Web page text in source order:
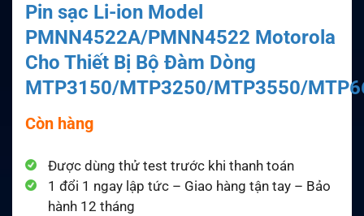
Pin sạc Li-ion Model
PMNN4522A/PMNN4522 Motorola
Cho Thiết Bị Bộ Đàm Dòng
MTP3150/MTP3250/MTP3550/
Còn hàng
Được dùng thử test trước khi thanh toán
1 đổi 1 ngay lập tức – Giao hàng tận tay – Bảo
hành 12 tháng